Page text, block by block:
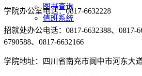
图书查询
值班系统
学院办公室电话：0817-6632228
招就处办公电话：0817-6632388、0817-
6790588、0817-6632166
学院地址：四川省南充市阆中市河东大